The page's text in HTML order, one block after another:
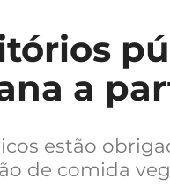
a
estão
de comida